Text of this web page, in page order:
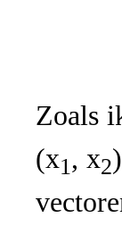
Zoals
(x1, x2